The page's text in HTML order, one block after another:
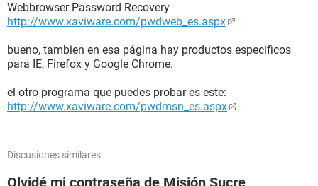
Webbrowser Password Recovery
http://www.xaviware.com/pwdweb_es.aspx
bueno, tambien en esa página hay productos especificos
para IE, Firefox y Google Chrome.
el otro programa que puedes probar es este:
http://www.xaviware.com/pwdmsn_es.aspx
Discusiones similares
Olvidé mi contraseña de Misión Sucre